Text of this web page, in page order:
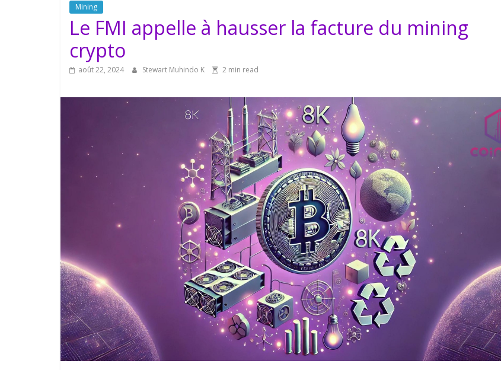
Mining
Le FMI appelle à hausser la facture du mining
crypto
août 22, 2024 Stewart Muhindo K 2 min read